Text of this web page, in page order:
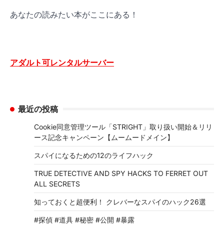
あなたの読みたい本がここにある！
アダルト可レンタルサーバー
最近の投稿
Cookie同意管理ツール「STRIGHT」取り扱い開始＆リリ
ース記念キャンペーン【ムームードメイン】
スパイになるための12のライフハック
TRUE DETECTIVE AND SPY HACKS TO FERRET OUT
ALL SECRETS
知っておくと超便利！ クレバーなスパイのハック26選
#探偵 #道具 #秘密 #公開 #暴露